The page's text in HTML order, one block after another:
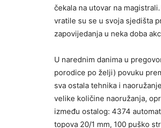
čekala na utovar na
vratile su se u svoja sjedišta
zapovijedanja u neka doba
U narednim danima u
porodice po želji) povuku
sva ostala tehnika i
velike količine naoružanja,
između ostalog: 4374
topova 20/1 mm, 100 puško